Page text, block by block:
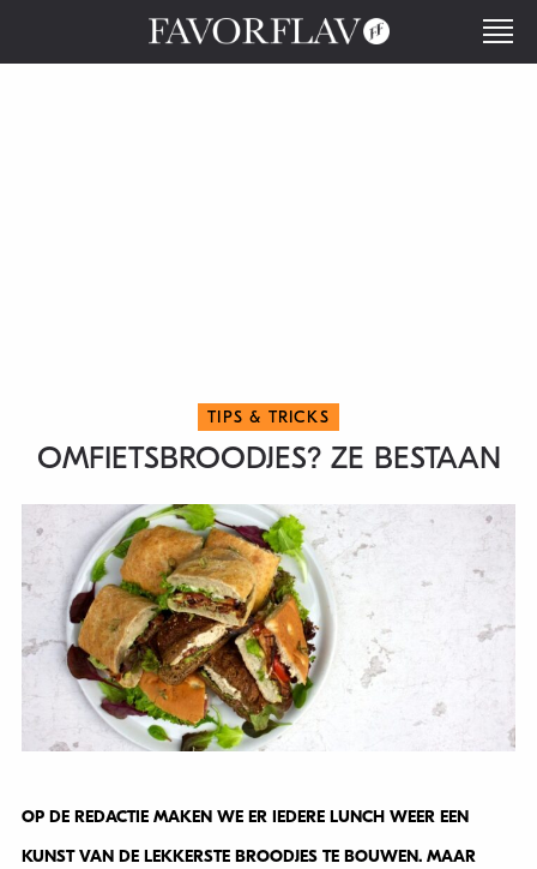
TIPS & TRICKS
OMFIETSBROODJES? ZE BESTAAN
OP DE REDACTIE MAKEN WE ER IEDERE LUNCH WEER EEN
KUNST VAN DE LEKKERSTE BROODJES TE BOUWEN. MAAR